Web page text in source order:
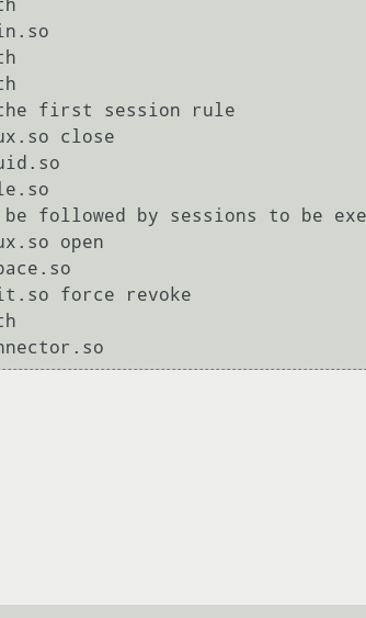
the first session rule
close
be followed by sessions to be
open
force revoke